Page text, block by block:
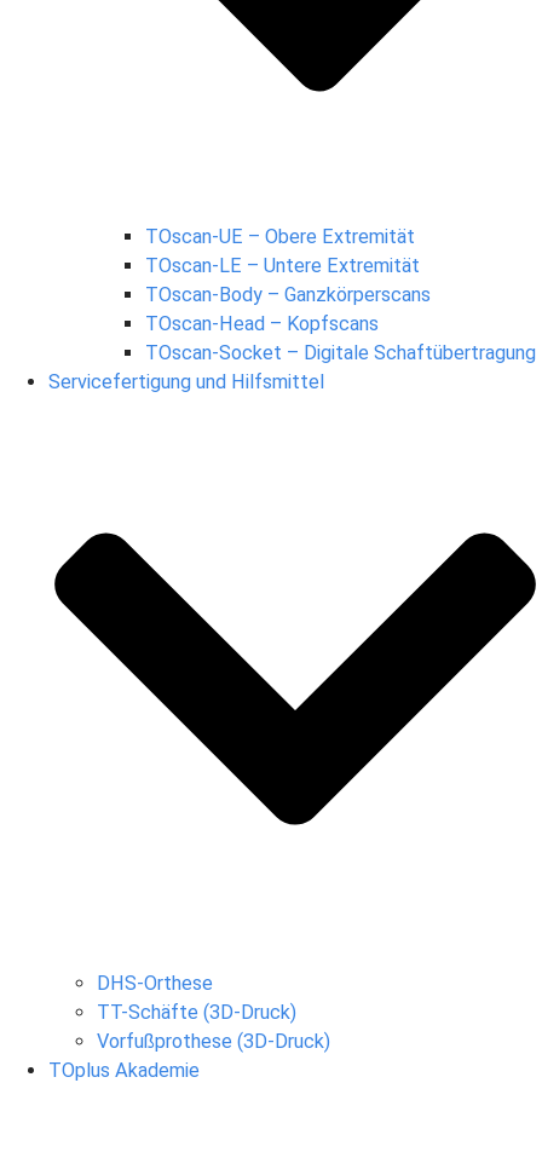
TOscan-UE – Obere Extremität
TOscan-LE – Untere Extremität
TOscan-Body – Ganzkörperscans
TOscan-Head – Kopfscans
TOscan-Socket – Digitale Schaftübertragung
Servicefertigung und Hilfsmittel
DHS-Orthese
TT-Schäfte (3D-Druck)
Vorfußprothese (3D-Druck)
TOplus Akademie